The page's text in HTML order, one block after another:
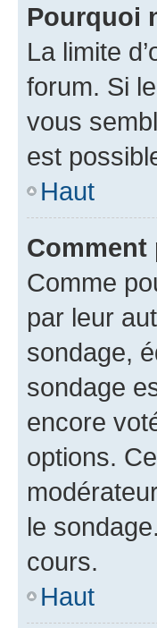
Pourquoi
La limite
forum. Si
vous
est
Haut
Comment
Comme
par leur
sondage,
sondage
encore
options.
le
cours.
Haut